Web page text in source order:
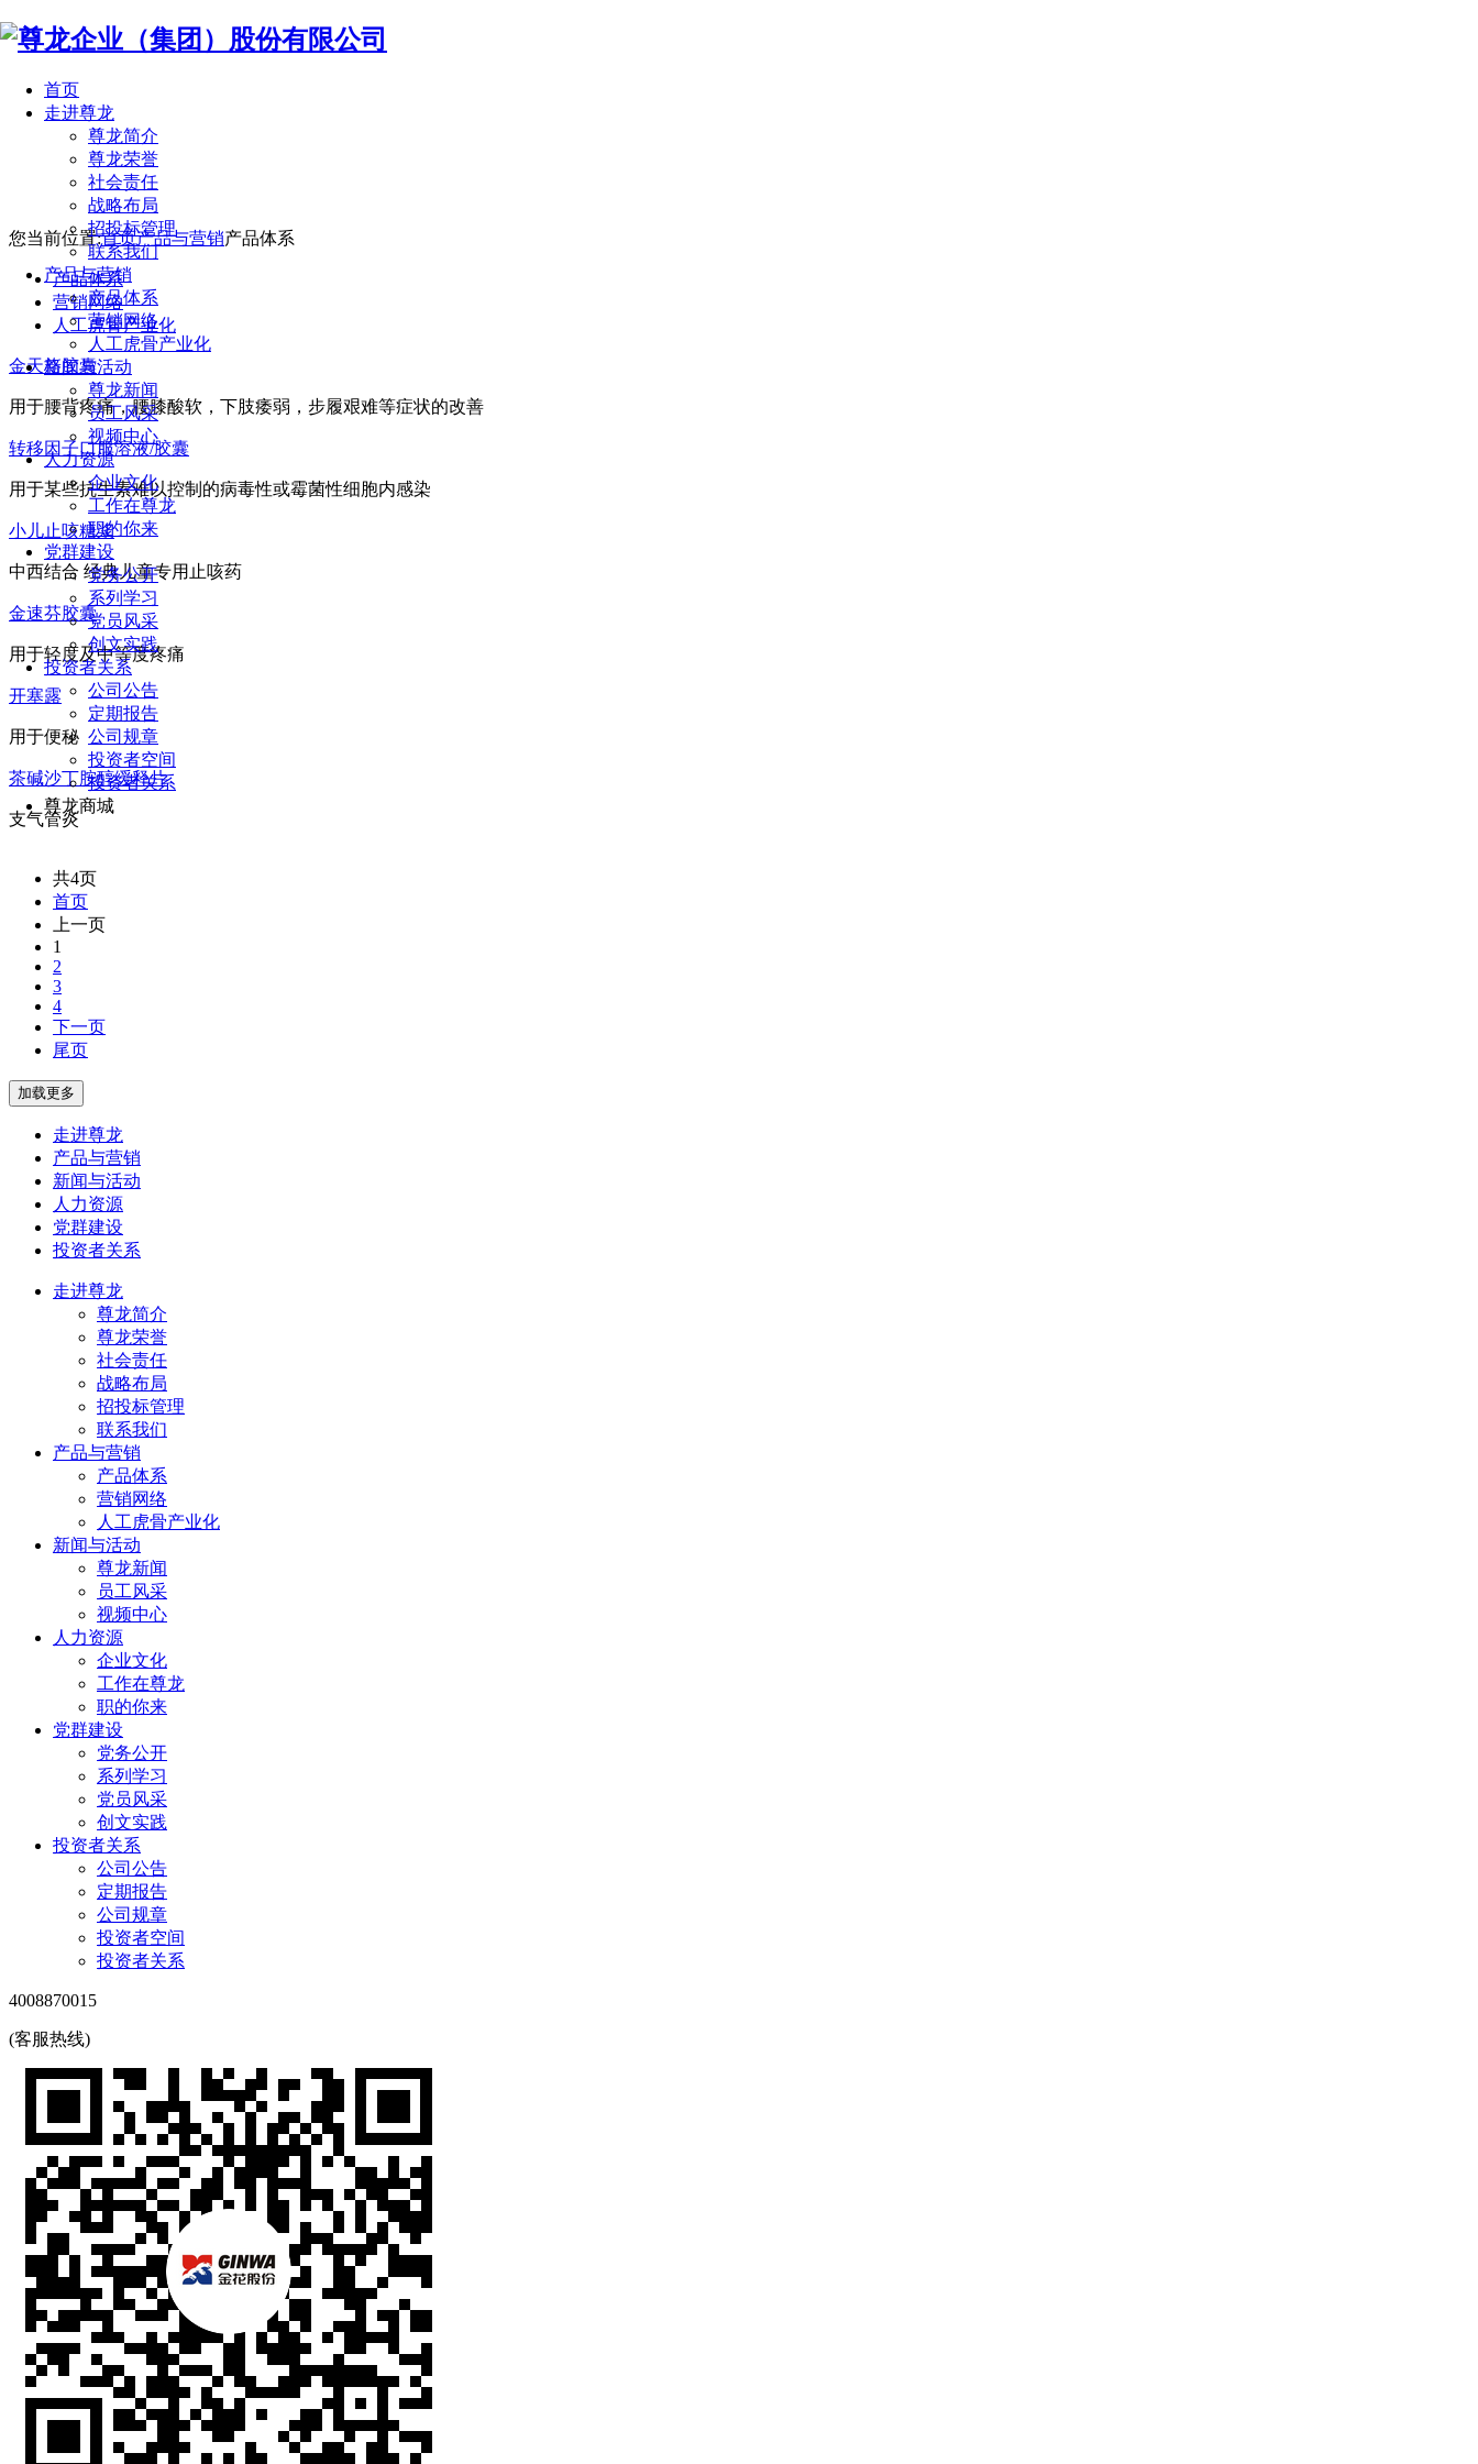
首页
走进尊龙
尊龙简介
尊龙荣誉
社会责任
战略布局
招投标管理
联系我们
产品与营销
产品体系
营销网络
人工虎骨产业化
新闻与活动
尊龙新闻
员工风采
视频中心
人力资源
企业文化
工作在尊龙
职的你来
党群建设
党务公开
系列学习
党员风采
创文实践
投资者关系
公司公告
定期报告
公司规章
投资者空间
投资者关系
尊龙商城
您当前位置:首页产品与营销产品体系
产品体系
营销网络
人工虎骨产业化
金天格胶囊
用于腰背疼痛，腰膝酸软，下肢痿弱，步履艰难等症状的改善
转移因子口服溶液/胶囊
用于某些抗生素难以控制的病毒性或霉菌性细胞内感染
小儿止咳糖浆
中西结合 经典儿童专用止咳药
金速芬胶囊
用于轻度及中等度疼痛
开塞露
用于便秘
茶碱沙丁胺醇缓释片
支气管炎
共4页
首页
上一页
1
2
3
4
下一页
尾页
走进尊龙
产品与营销
新闻与活动
人力资源
党群建设
投资者关系
走进尊龙
尊龙简介
尊龙荣誉
社会责任
战略布局
招投标管理
联系我们
产品与营销
产品体系
营销网络
人工虎骨产业化
新闻与活动
尊龙新闻
员工风采
视频中心
人力资源
企业文化
工作在尊龙
职的你来
党群建设
党务公开
系列学习
党员风采
创文实践
投资者关系
公司公告
定期报告
公司规章
投资者空间
投资者关系
4008870015
(客服热线)